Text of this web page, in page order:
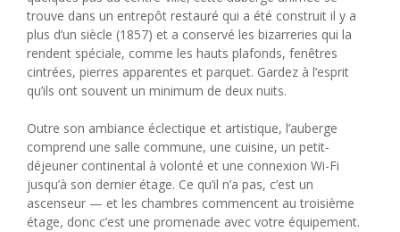
trouve dans un entrepôt restauré qui a été construit il y a
plus d’un siècle (1857) et a conservé les bizarreries qui la
rendent spéciale, comme les hauts plafonds, fenêtres
cintrées, pierres apparentes et parquet. Gardez à l’esprit
qu’ils ont souvent un minimum de deux nuits.
Outre son ambiance éclectique et artistique, l’auberge
comprend une salle commune, une cuisine, un petit-
déjeuner continental à volonté et une connexion Wi-Fi
jusqu’à son dernier étage. Ce qu’il n’a pas, c’est un
ascenseur — et les chambres commencent au troisième
étage, donc c’est une promenade avec votre équipement.